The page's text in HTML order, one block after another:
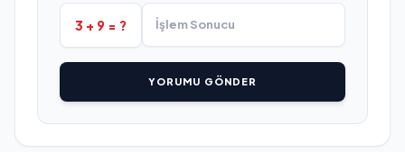
3 + 9 = ?
YORUMU GÖNDER